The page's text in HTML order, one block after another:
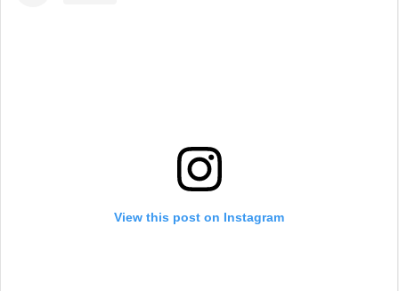
View this post on Instagram